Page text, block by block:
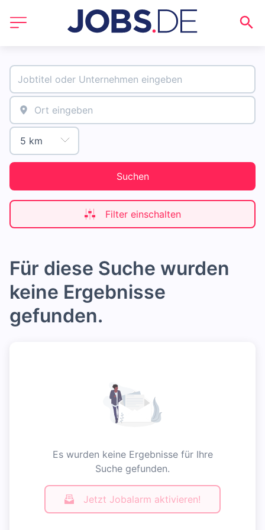
Suchen
Filter einschalten
Für diese Suche wurden
keine Ergebnisse
gefunden.
Es wurden keine Ergebnisse für Ihre
Suche gefunden.
Jetzt Jobalarm aktivieren!